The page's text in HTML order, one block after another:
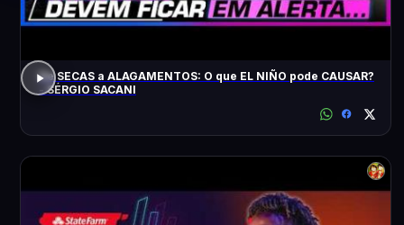
De SECAS a ALAGAMENTOS: O que EL NIÑO pode CAUSAR?
- SÉRGIO SACANI